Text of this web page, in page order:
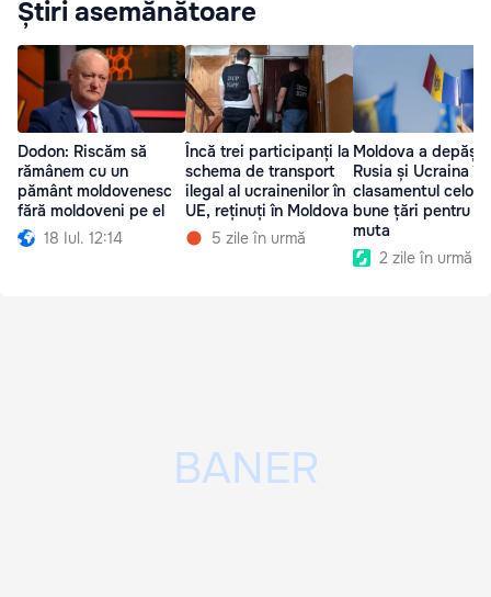
Știri asemănătoare
Dodon: Riscăm să
rămânem cu un
pământ moldovenesc
fără moldoveni pe el
18 Iul. 12:14
Încă trei participanți la
schema de transport
ilegal al ucrainenilor în
UE, reținuți în Moldova
5 zile în urmă
Moldova a depășit
Rusia și Ucraina în
clasamentul celor
bune țări pentru a
muta
2 zile în urmă